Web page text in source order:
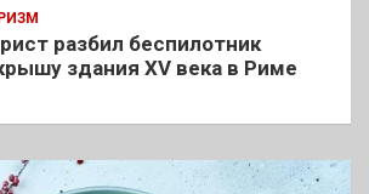
разбил беспилотник
здания XV века в Риме